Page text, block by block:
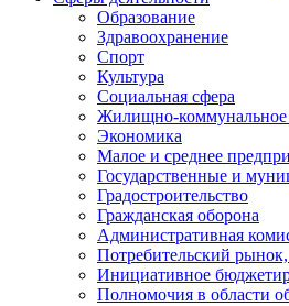
Образование
Здравоохранение
Спорт
Культура
Социальная сфера
Жилищно-коммунальное
Экономика
Малое и среднее
Государственные и
Градостроительство
Гражданская оборона
Административная
Потребительский
Инициативное
Полномочия в области